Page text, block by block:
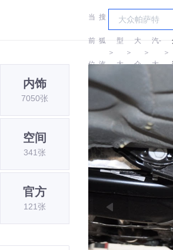
当
前
位
置:
搜
狐
汽
车
＞
车
型
大
全
＞
大
众
＞
一
汽-
大
＞
内饰
7050张
空间
341张
官方
121张